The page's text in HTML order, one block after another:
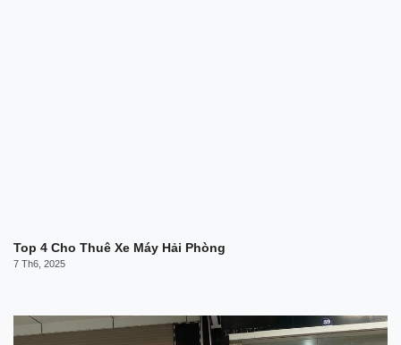
Top 4 Cho Thuê Xe Máy Hải Phòng
7 Th6, 2025